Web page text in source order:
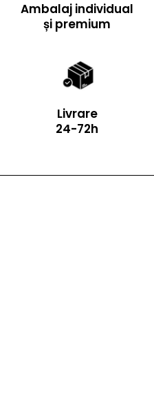
Ambalaj individual
și premium
Livrare
24-72h